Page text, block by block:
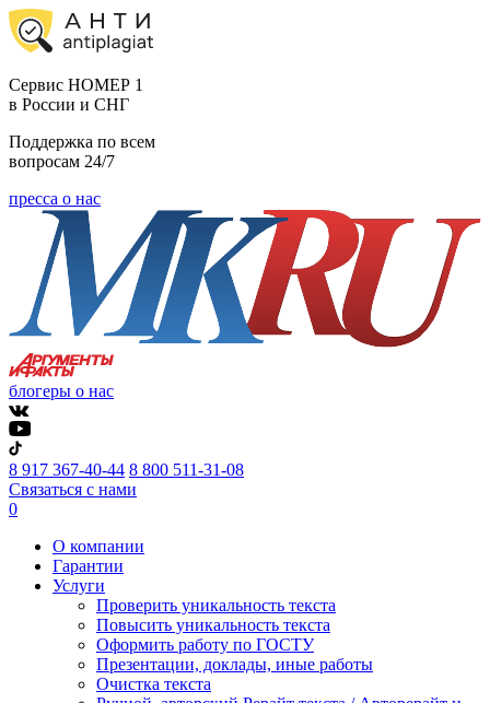
Cервис НОМЕР 1
в России и СНГ
Поддержка по всем
вопросам 24/7
пресса о нас
блогеры о нас
8 917 367-40-44 8 800 511-31-08
Связаться с нами
0
О компании
Гарантии
Услуги
Проверить уникальность текста
Повысить уникальность текста
Оформить работу по ГОСТУ
Презентации, доклады, иные работы
Очистка текста